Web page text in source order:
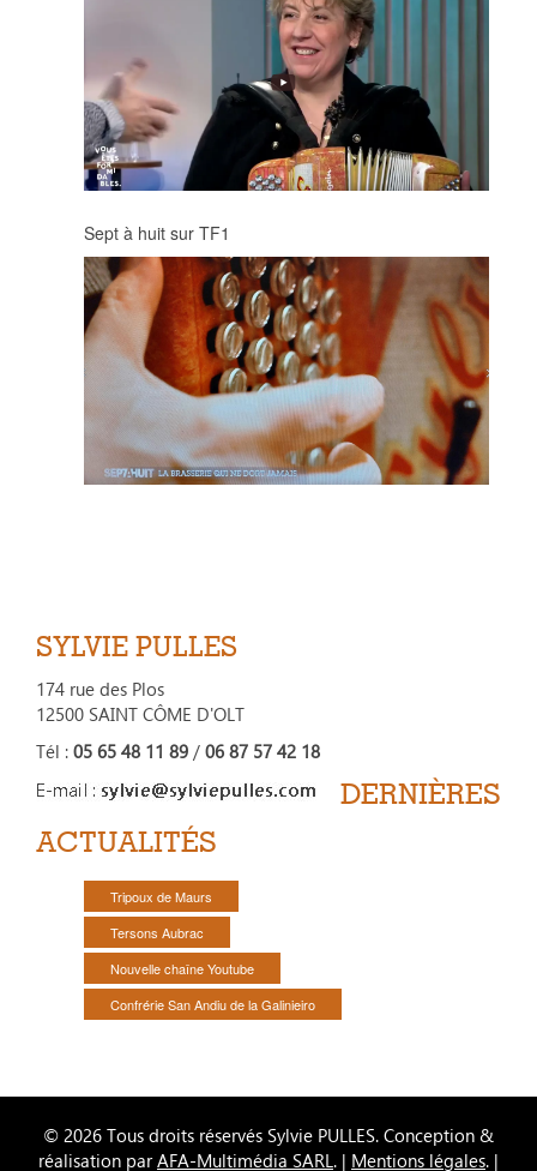
Sept à huit sur TF1
SYLVIE PULLES
174 rue des Plos
12500 SAINT CÔME D'OLT
Tél : 05 65 48 11 89 / 06 87 57 42 18
DERNIÈRES
ACTUALITÉS
Tripoux de Maurs
Tersons Aubrac
Nouvelle chaîne Youtube
Confrérie San Andiu de la Galinieiro
© 2026 Tous droits réservés Sylvie PULLES. Conception &
réalisation parAFA-Multimédia SARL. | Mentions légales. |